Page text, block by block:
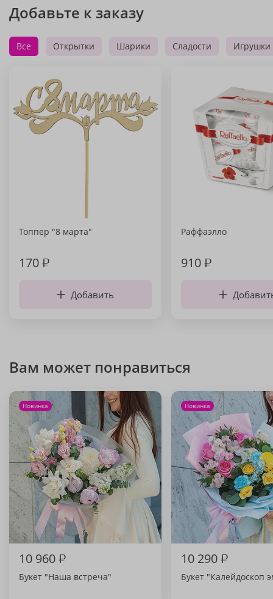
Добавьте к заказу
Все Открытки Шарики Сладости Игрушки
Топпер "8 марта"
170₽
Добавить
Раффаэлло
910₽
Вам может понравиться
Новинка
10 960₽
Букет "Наша встреча"
Новинка
10 290₽
Букет "Калейдоскоп